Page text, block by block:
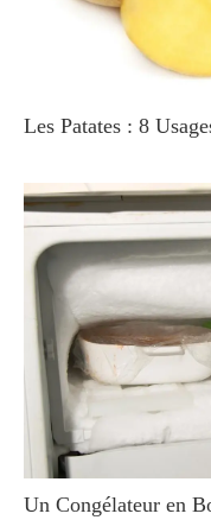
Les Patates : 8
Un Congélateur en